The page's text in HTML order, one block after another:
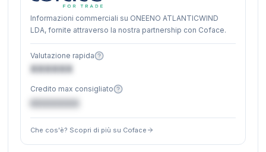
Informazioni commerciali su ONEENO ATLANTICWIND
LDA, fornite attraverso la nostra partnership con Coface.
Valutazione rapida
XXXXXX
Credito max consigliato
€XXXXXX
Che cos'è? Scopri di più su Coface